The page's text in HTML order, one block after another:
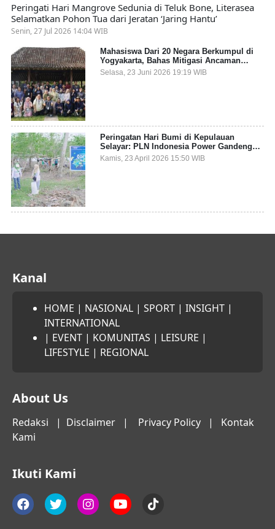
Peringati Hari Mangrove Sedunia di Teluk Bone, Literasea
Selamatkan Pohon Tua dari Jeratan ‘Jaring Hantu’
Senin, 27 Jul 2026 14:04 WIB
Mahasiswa Dari 20 Negara Berkumpul di
Yogyakarta, Bahas Mitigasi Ancaman
Kesehatan Global
Selasa, 23 Juni 2026 19:19 WIB
Peringatan Hari Bumi di Kepulauan
Selayar: PLN Indonesia Power Gandeng
Pemda dan Komunitas, Giatkan Restorasi
Mangrove
Kamis, 23 April 2026 15:50 WIB
Kanal
HOME | NASIONAL | SPORT | INSIGHT |
INTERNATIONAL
| EVENT | KOMUNITAS | LEISURE |
LIFESTYLE | REGIONAL
About Us
Redaksi | Disclaimer | Privacy Policy | Kontak
Kami
Ikuti Kami